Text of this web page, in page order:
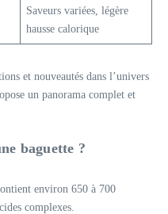
Saveurs variées, légère
hausse calorique
et nouveautés dans l’univers
un panorama complet et
baguette ?
environ 650 à 700
complexes.